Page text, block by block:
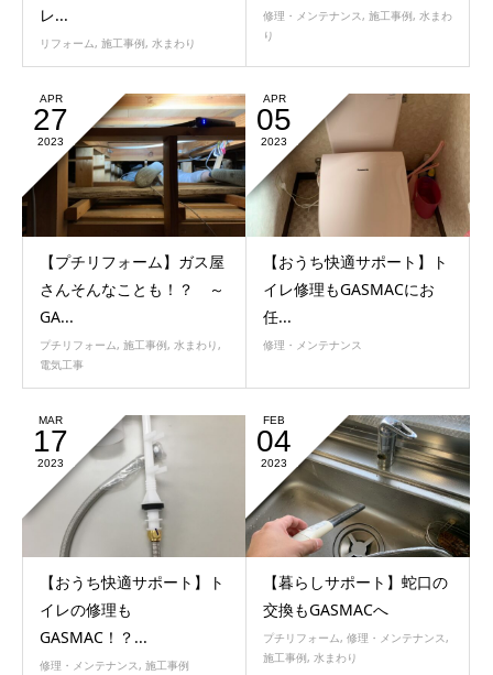
レ...
リフォーム, 施工事例, 水まわり
修理・メンテナンス, 施工事例, 水まわ
り
APR
27
2023
【プチリフォーム】ガス屋
さんそんなことも！？ ～
GA...
プチリフォーム, 施工事例, 水まわり ,
電気工事
APR
05
2023
【おうち快適サポート】ト
イレ修理もGASMACにお
任...
修理・メンテナンス
MAR
17
2023
【おうち快適サポート】ト
イレの修理も
GASMAC！？...
修理・メンテナンス, 施工事例
FEB
04
2023
【暮らしサポート】蛇口の
交換もGASMACへ
プチリフォーム, 修理・メンテナンス,
施工事例, 水まわり